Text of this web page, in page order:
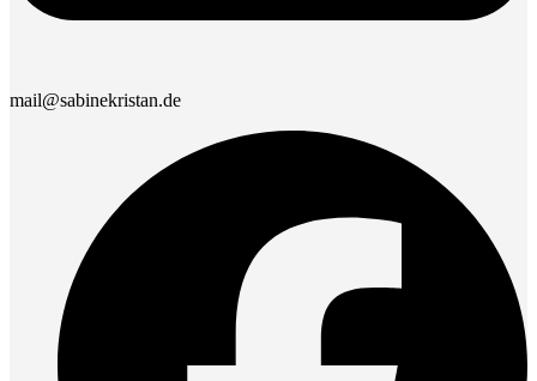
mail@sabinekristan.de